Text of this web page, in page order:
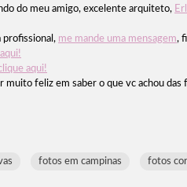
do meu amigo, excelente arquiteto,
profissional, me mande uma mensagem,
aqui!
muito feliz em saber o que vc achou das
fotos em campinas fotos